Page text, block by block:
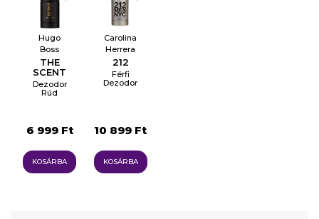
Hugo
Boss
THE
SCENT
Dezodor
Rúd
6 999 Ft
KOSÁRBA
Carolina
Herrera
212
Férfi
Dezodor
10 899 Ft
KOSÁRBA